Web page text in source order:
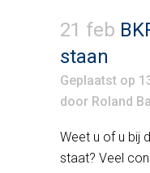
21 feb
staan
Geplaatst op
door Roland
Weet u of u bij
staat? Veel